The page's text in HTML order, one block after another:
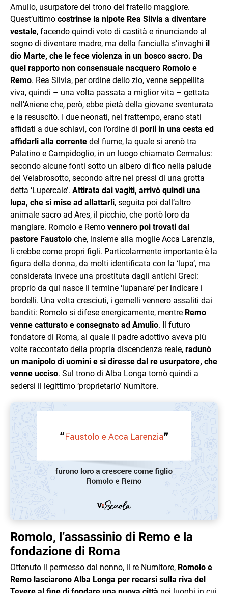
Amulio, usurpatore del trono del fratello maggiore.
Quest’ultimo costrinse la nipote Rea Silvia a diventare
vestale, facendo quindi voto di castità e rinunciando al
sogno di diventare madre, ma della fanciulla s’invaghi il
dio Marte, che le fece violenza in un bosco sacro. Da
quel rapporto non consensuale nacquero Romolo e
Remo. Rea Silvia, per ordine dello zio, venne seppellita
viva, quindi – una volta passata a miglior vita – gettata
nell’Aniene che, però, ebbe pietà della giovane sventurata
e la resuscitò. I due neonati, nel frattempo, erano stati
affidati a due schiavi, con l’ordine di porli in una cesta ed
affidarli alla corrente del fiume, la quale si arenò tra
Palatino e Campidoglio, in un luogo chiamato Cermalus:
secondo alcune fonti sotto un albero di fico nella palude
del Velabrosotto, secondo altre nei pressi di una grotta
detta ‘Lupercale’. Attirata dai vagiti, arrivò quindi una
lupa, che si mise ad allattarli, seguita poi dall’altro
animale sacro ad Ares, il picchio, che portò loro da
mangiare. Romolo e Remo vennero poi trovati dal
pastore Faustolo che, insieme alla moglie Acca Larenzia,
li crebbe come propri figli. Particolarmente importante è la
figura della donna, da molti identificata con la ‘lupa’, ma
considerata invece una prostituta dagli antichi Greci:
proprio da qui nasce il termine ‘lupanare’ per indicare i
bordelli. Una volta cresciuti, i gemelli vennero assaliti dai
banditi: Romolo si difese energicamente, mentre Remo
venne catturato e consegnato ad Amulio. Il futuro
fondatore di Roma, al quale il padre adottivo aveva più
volte raccontato della propria discendenza reale, radunò
un manipolo di uomini e si diresse dal re usurpatore, che
venne ucciso. Sul trono di Alba Longa tornò quindi a
sedersi il legittimo ‘proprietario’ Numitore.
Romolo, l’assassinio di Remo e la
fondazione di Roma
Ottenuto il permesso dal nonno, il re Numitore, Romolo e
Remo lasciarono Alba Longa per recarsi sulla riva del